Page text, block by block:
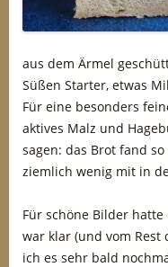
aus dem Ärmel
Süßen Starter, etwas
Für eine besonders
aktives Malz und
sagen: das Brot fand
ziemlich wenig mit in
Für schöne Bilder
war klar (und vom Rest
ich es sehr bald